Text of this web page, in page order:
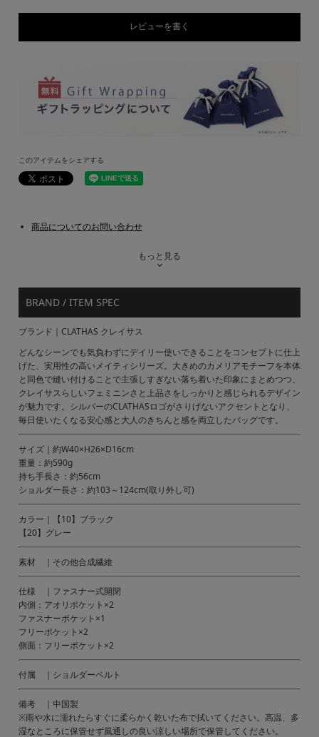
レビューを書く
このアイテムをシェアする
商品についてのお問い合わせ
もっと見る
BRAND / ITEM SPEC
ブランド｜CLATHAS クレイサス
どんなシーンでも気負わずにデイリー使いできることをコンセプトに仕上
げた、実用性の高いメイティシリーズ。大きめのカメリアモチーフを本体
と同色で縫い付けることで主張しすぎない落ち着いた印象にまとめつつ、
クレイサスらしいフェミニンさと上品さをしっかりと感じられるデザイン
が魅力です。シルバーのCLATHASロゴがさりげないアクセントとなり、
毎日使いたくなる安心感と大人のきちんと感を両立したバッグです。
サイズ｜約W40×H26×D16cm
重量：約590g
持ち手長さ：約56cm
ショルダー長さ：約103～124cm(取り外し可)
カラー｜【10】ブラック
【20】グレー
素材 ｜その他合成繊維
仕様 ｜ファスナー式開閉
内側：アオリポケット×2
ファスナーポケット×1
フリーポケット×2
側面：フリーポケット×2
付属 ｜ショルダーベルト
備考 ｜中国製
※雨や水に濡れたらすぐに柔らかく乾いた布で拭いてください。高温、多
湿なところに保管せず風通しの良い涼しい場所で保管してください。